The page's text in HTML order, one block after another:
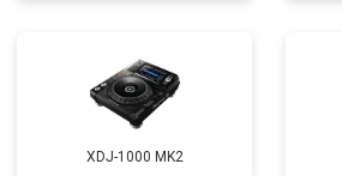
XDJ-1000 MK2